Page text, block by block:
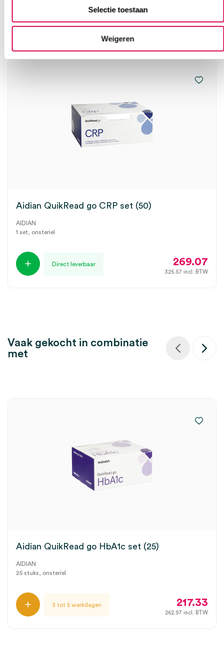
Selectie toestaan
Weigeren
Aidian QuikRead go CRP set (50)
AIDIAN
1 set, onsteriel
Direct leverbaar 269.07
325.57 incl. BTW
Vaak gekocht in combinatie
met
Aidian QuikRead go HbA1c set (25)
AIDIAN
25 stuks, onsteriel
3 tot 5 werkdagen 217.33
262.97 incl. BTW